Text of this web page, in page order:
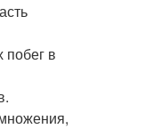
побег в